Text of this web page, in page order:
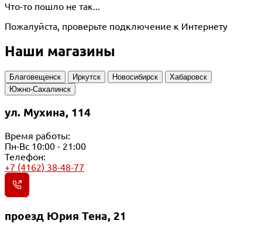
Что-то пошло не так...
Пожалуйста, проверьте подключение к Интернету
Наши магазины
Благовещенск Иркутск Новосибирск
Хабаровск
Южно-Сахалинск
ул. Мухина, 114
Время работы:
Пн-Вс 10:00 - 21:00
Телефон:
+7 (4162) 38-48-77
проезд Юрия Тена, 21